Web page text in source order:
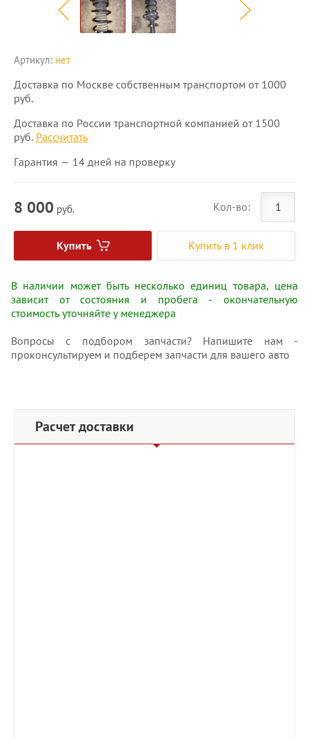
Артикул: нет
Доставка по Москве собственным транспортом от 1000
руб.
Доставка по России транспортной компанией от 1500
руб. Рассчитать
Гарантия — 14 дней на проверку
8 000 руб. Кол-во:
Купить Купить в 1 клик
В наличии может быть несколько единиц товара, цена
зависит от состояния и пробега - окончательную
стоимость уточняйте у менеджера
Вопросы с подбором запчасти? Напишите нам -
проконсультируем и подберем запчасти для вашего авто
Расчет доставки